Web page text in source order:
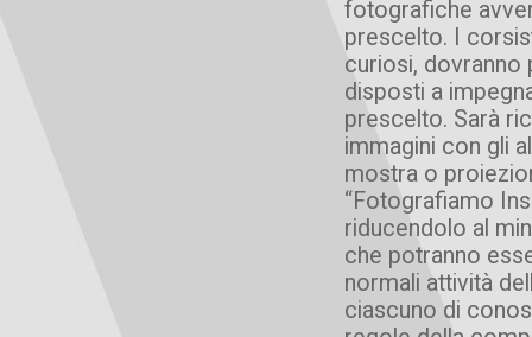
fotografiche
prescelto. I
curiosi, dovranno
disposti a
prescelto. Sarà
immagini con gli
mostra o
“Fotografiamo
riducendolo al
che potranno
normali attività
ciascuno di